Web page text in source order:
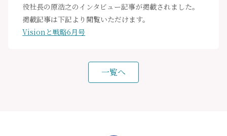
役社長の原浩之のインタビュー記事が掲載されました。
掲載記事は下記より閲覧いただけます。
Visionと戦略6月号
一覧へ